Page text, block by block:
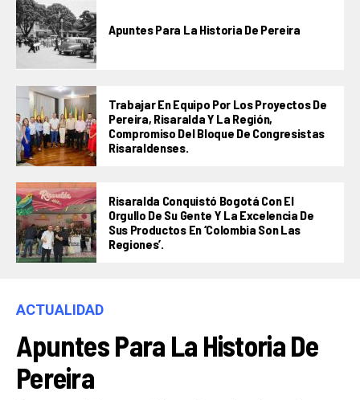
Apuntes Para La Historia De Pereira
Trabajar En Equipo Por Los Proyectos De
Pereira, Risaralda Y La Región,
Compromiso Del Bloque De Congresistas
Risaraldenses.
Risaralda Conquistó Bogotá Con El
Orgullo De Su Gente Y La Excelencia De
Sus Productos En ‘Colombia Son Las
Regiones’.
ACTUALIDAD
Apuntes Para La Historia De
Pereira